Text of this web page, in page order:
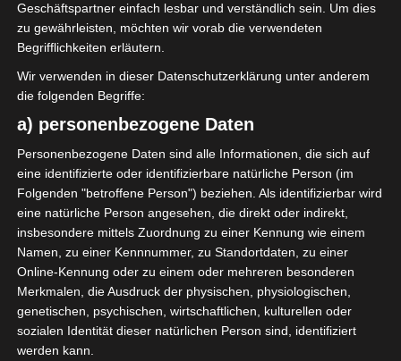
4. November 2022 Platzwart
1631 Views
6. Spieltag 2022/2023,FTF,Gruppenphase,Ligue 1,Tunesien
Der sechste Spieltag der Ligue 1 Professionell findet
am Wochenende 5./6. November und am Samstag,
den 12 November 2022 (3 Begegnungen) statt.
Samstag, 12. November 2022:Heute standen drei
restliche Spiele des 6. Spieltages in der Ligue 1 auf
dem Programm, wobei der Club Africain und der C.S.
Sfaxien ihre ersten Spiele überhaupt in dieser Saison
bestritten und damit den 6. Spieltag komplettierten.
Das erste Spiel fand zwischen US Ben Guerdane und
Geschäftspartner einfach lesbar und verständlich sein. Um dies
zu gewährleisten, möchten wir vorab die verwendeten
Begrifflichkeiten erläutern.
Wir verwenden in dieser Datenschutzerklärung unter anderem
die folgenden Begriffe:
a) personenbezogene Daten
Personenbezogene Daten sind alle Informationen, die sich auf
eine identifizierte oder identifizierbare natürliche Person (im
Folgenden "betroffene Person") beziehen. Als identifizierbar wird
eine natürliche Person angesehen, die direkt oder indirekt,
insbesondere mittels Zuordnung zu einer Kennung wie einem
Namen, zu einer Kennnummer, zu Standortdaten, zu einer
Online-Kennung oder zu einem oder mehreren besonderen
Merkmalen, die Ausdruck der physischen, physiologischen,
genetischen, psychischen, wirtschaftlichen, kulturellen oder
sozialen Identität dieser natürlichen Person sind, identifiziert
werden kann.